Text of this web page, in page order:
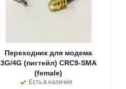
Переходник для модема
3G/4G (пигтейл) CRC9-SMA
(female)
Есть в наличии